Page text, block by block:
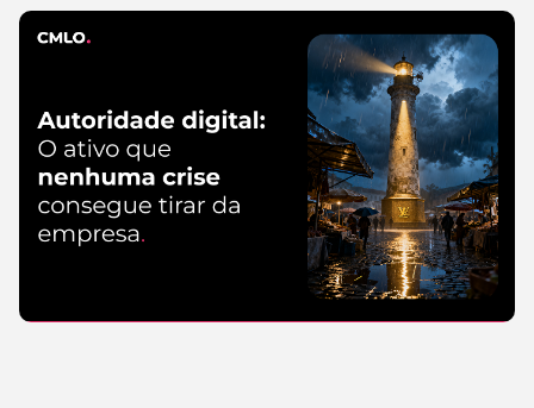
Leia
mais
Marketing
3 de agosto de
2026